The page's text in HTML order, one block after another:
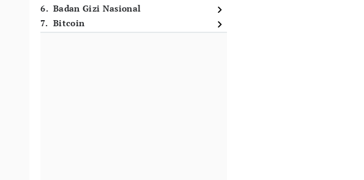
6. Badan Gizi Nasional
7. Bitcoin